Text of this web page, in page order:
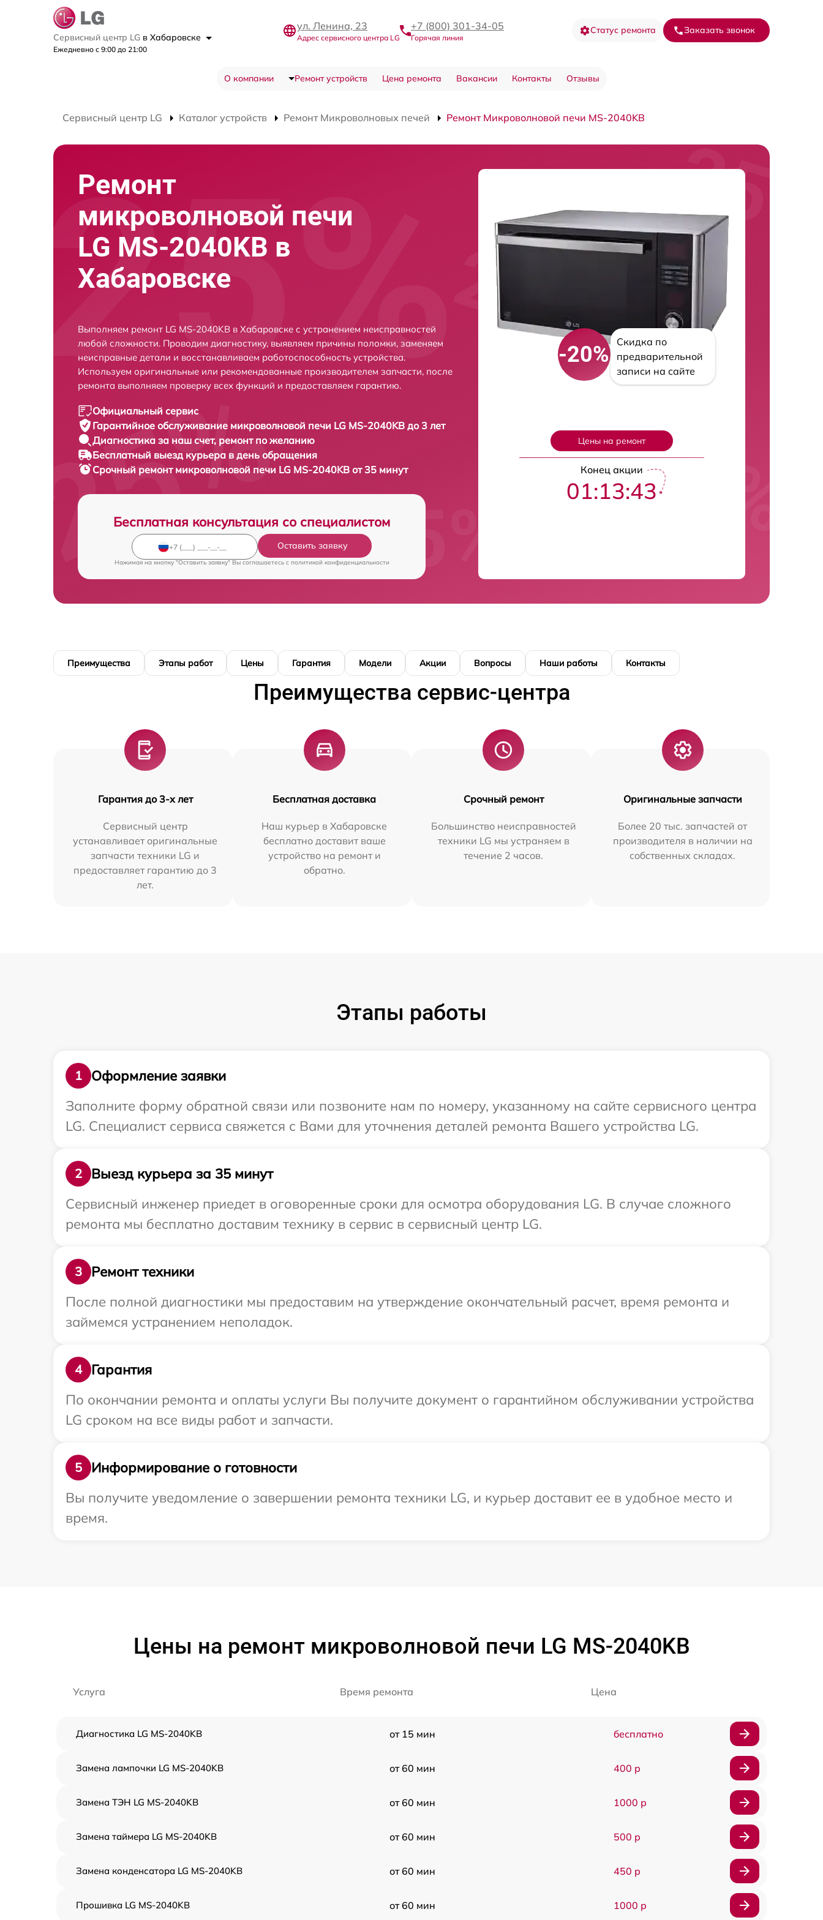
Сервисный центр LG в Хабаровске
Ежедневно с 9:00 до 21:00
ул. Ленина, 23
Адрес сервисного центра LG
+7 (800) 301-34-05
Горячая линия
Статус ремонта Заказать звонок
О компании Ремонт устройств Цена ремонта Вакансии Контакты Отзывы
Сервисный центр LG Каталог устройств Ремонт Микроволновых печей Ремонт Микроволновой печи MS-2040KB
Ремонт
микроволновой печи
LG MS-2040KB в
Хабаровске
Выполняем ремонт LG MS-2040KB в Хабаровске с устранением неисправностей
любой сложности. Проводим диагностику, выявляем причины поломки, заменяем
неисправные детали и восстанавливаем работоспособность устройства.
Используем оригинальные или рекомендованные производителем запчасти, после
ремонта выполняем проверку всех функций и предоставляем гарантию.
Официальный сервис
Гарантийное обслуживание микроволновой печи LG MS-2040KB до 3 лет
Диагностика за наш счет, ремонт по желанию
Бесплатный выезд курьера в день обращения
Срочный ремонт микроволновой печи LG MS-2040KB от 35 минут
Бесплатная консультация со специалистом
Оставить заявку
Нажимая на кнопку "Оставить заявку" Вы соглашаетесь c политикой конфиденциальности
-20%
Скидка по
предварительной
записи на сайте
Цены на ремонт
Конец акции
01:13:42
Преимущества Этапы работ Цены Гарантия Модели Акции Вопросы Наши работы Контакты
Преимущества сервис-центра
Гарантия до 3-х лет
Сервисный центр
устанавливает оригинальные
запчасти техники LG и
предоставляет гарантию до 3
лет.
Бесплатная доставка
Наш курьер в Хабаровске
бесплатно доставит ваше
устройство на ремонт и
обратно.
Срочный ремонт
Большинство неисправностей
техники LG мы устраняем в
течение 2 часов.
Оригинальные запчасти
Более 20 тыс. запчастей от
производителя в наличии на
собственных складах.
Этапы работы
1
Оформление заявки
Заполните форму обратной связи или позвоните нам по номеру, указанному на сайте сервисного центра
LG. Специалист сервиса свяжется с Вами для уточнения деталей ремонта Вашего устройства LG.
2
Выезд курьера за 35 минут
Сервисный инженер приедет в оговоренные сроки для осмотра оборудования LG. В случае сложного
ремонта мы бесплатно доставим технику в сервис в сервисный центр LG.
3
Ремонт техники
После полной диагностики мы предоставим на утверждение окончательный расчет, время ремонта и
займемся устранением неполадок.
4
Гарантия
По окончании ремонта и оплаты услуги Вы получите документ о гарантийном обслуживании устройства
LG сроком на все виды работ и запчасти.
5
Информирование о готовности
Вы получите уведомление о завершении ремонта техники LG, и курьер доставит ее в удобное место и
время.
Цены на ремонт микроволновой печи LG MS-2040KB
Услуга Время ремонта Цена
Диагностика LG MS-2040KB от 15 мин бесплатно
Замена лампочки LG MS-2040KB от 60 мин 400 р
Замена ТЭН LG MS-2040KB от 60 мин 1000 р
Замена таймера LG MS-2040KB от 60 мин 500 р
Замена конденсатора LG MS-2040KB от 60 мин 450 р
Прошивка LG MS-2040KB от 60 мин 1000 р